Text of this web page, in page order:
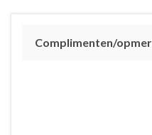
Complimenten/